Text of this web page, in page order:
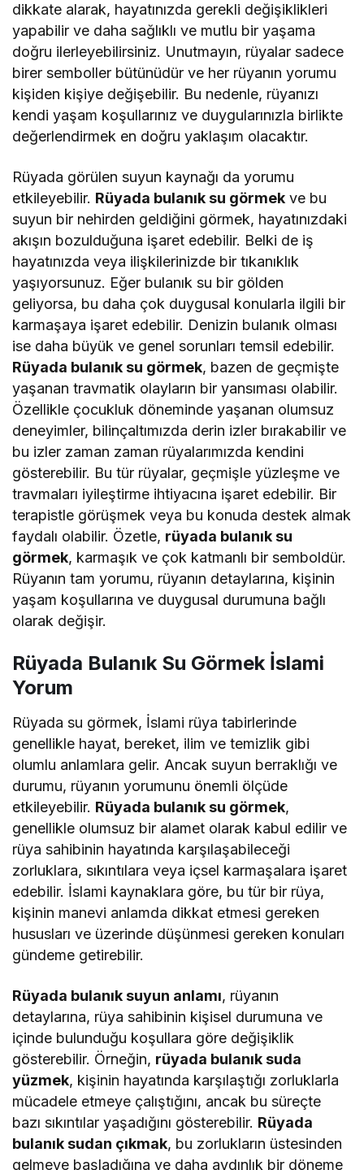
dikkate alarak, hayatınızda gerekli değişiklikleri
yapabilir ve daha sağlıklı ve mutlu bir yaşama
doğru ilerleyebilirsiniz. Unutmayın, rüyalar sadece
birer semboller bütünüdür ve her rüyanın yorumu
kişiden kişiye değişebilir. Bu nedenle, rüyanızı
kendi yaşam koşullarınız ve duygularınızla birlikte
değerlendirmek en doğru yaklaşım olacaktır.
Rüyada görülen suyun kaynağı da yorumu
etkileyebilir. Rüyada bulanık su görmek ve bu
suyun bir nehirden geldiğini görmek, hayatınızdaki
akışın bozulduğuna işaret edebilir. Belki de iş
hayatınızda veya ilişkilerinizde bir tıkanıklık
yaşıyorsunuz. Eğer bulanık su bir gölden
geliyorsa, bu daha çok duygusal konularla ilgili bir
karmaşaya işaret edebilir. Denizin bulanık olması
ise daha büyük ve genel sorunları temsil edebilir.
Rüyada bulanık su görmek, bazen de geçmişte
yaşanan travmatik olayların bir yansıması olabilir.
Özellikle çocukluk döneminde yaşanan olumsuz
deneyimler, bilinçaltımızda derin izler bırakabilir ve
bu izler zaman zaman rüyalarımızda kendini
gösterebilir. Bu tür rüyalar, geçmişle yüzleşme ve
travmaları iyileştirme ihtiyacına işaret edebilir. Bir
terapistle görüşmek veya bu konuda destek almak
faydalı olabilir. Özetle, rüyada bulanık su
görmek, karmaşık ve çok katmanlı bir semboldür.
Rüyanın tam yorumu, rüyanın detaylarına, kişinin
yaşam koşullarına ve duygusal durumuna bağlı
olarak değişir.
Rüyada Bulanık Su Görmek İslami
Yorum
Rüyada su görmek, İslami rüya tabirlerinde
genellikle hayat, bereket, ilim ve temizlik gibi
olumlu anlamlara gelir. Ancak suyun berraklığı ve
durumu, rüyanın yorumunu önemli ölçüde
etkileyebilir. Rüyada bulanık su görmek,
genellikle olumsuz bir alamet olarak kabul edilir ve
rüya sahibinin hayatında karşılaşabileceği
zorluklara, sıkıntılara veya içsel karmaşalara işaret
edebilir. İslami kaynaklara göre, bu tür bir rüya,
kişinin manevi anlamda dikkat etmesi gereken
hususları ve üzerinde düşünmesi gereken konuları
gündeme getirebilir.
Rüyada bulanık suyun anlamı, rüyanın
detaylarına, rüya sahibinin kişisel durumuna ve
içinde bulunduğu koşullara göre değişiklik
gösterebilir. Örneğin, rüyada bulanık suda
yüzmek, kişinin hayatında karşılaştığı zorluklarla
mücadele etmeye çalıştığını, ancak bu süreçte
bazı sıkıntılar yaşadığını gösterebilir. Rüyada
bulanık sudan çıkmak, bu zorlukların üstesinden
gelmeye başladığına ve daha aydınlık bir döneme